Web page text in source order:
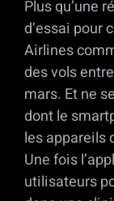
Plus qu’une
d’essai pour
Airlines
des vols
mars. Et ne
dont le
les appareils
Une fois
utilisateurs